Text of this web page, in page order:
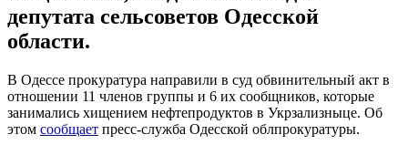
депутата сельсоветов Одесской
области.
В Одессе прокуратура направили в суд обвинительный акт в
отношении 11 членов группы и 6 их сообщников, которые
занимались хищением нефтепродуктов в Укрзализныце. Об
этом сообщает пресс-служба Одесской облпрокуратуры.